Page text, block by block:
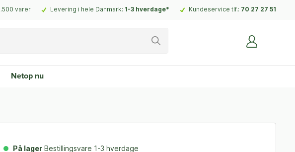
varer Levering i hele Danmark: 1-3 hverdage* Kundeservice tlf.: 70 27 27 51
Netop nu
På lager Bestillingsvare 1-3 hverdage